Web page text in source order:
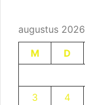
augustus 2026
M
D
3
4